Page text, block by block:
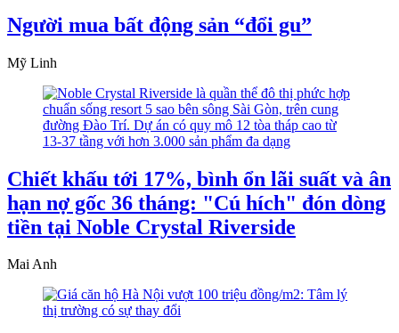
Người mua bất động sản “đổi gu”
Mỹ Linh
Chiết khấu tới 17%, bình ổn lãi suất và ân
hạn nợ gốc 36 tháng: "Cú hích" đón dòng
tiền tại Noble Crystal Riverside
Mai Anh